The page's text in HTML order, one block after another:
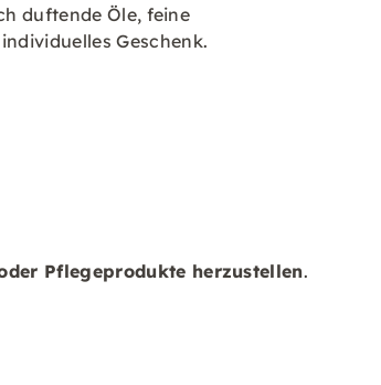
duftende Öle, feine
Geschenk.
Pflegeprodukte herzustellen.